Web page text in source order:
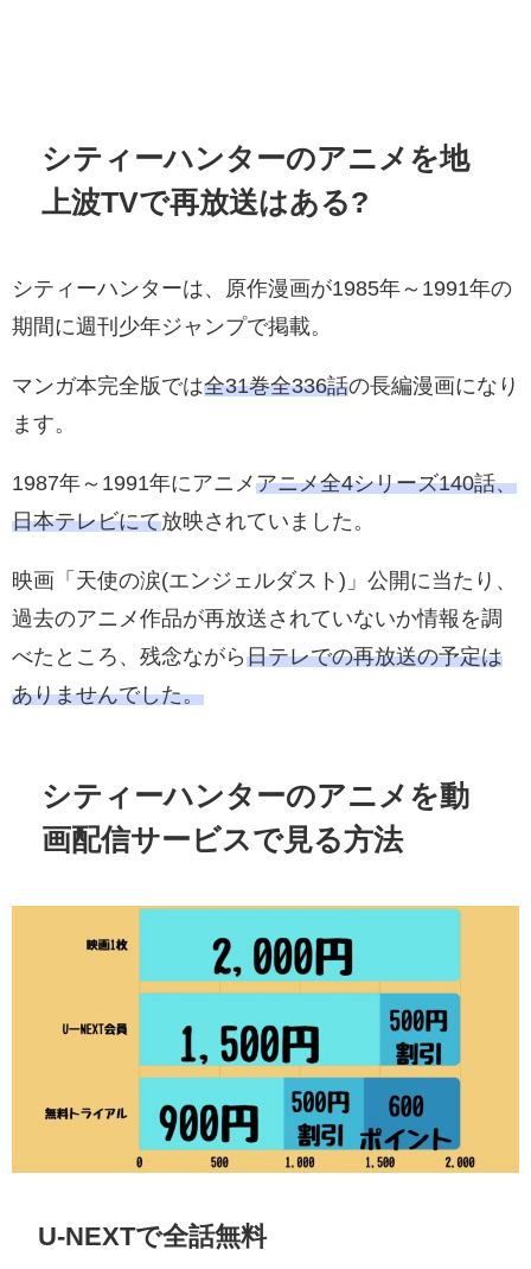
シティーハンターのアニメを地
上波TVで再放送はある?
シティーハンターは、原作漫画が1985年～1991年の
期間に週刊少年ジャンプで掲載。
マンガ本完全版では全31巻全336話の長編漫画になり
ます。
1987年～1991年にアニメアニメ全4シリーズ140話、
日本テレビにて放映されていました。
映画「天使の涙(エンジェルダスト)」公開に当たり、
過去のアニメ作品が再放送されていないか情報を調
べたところ、残念ながら日テレでの再放送の予定は
ありませんでした。
シティーハンターのアニメを動
画配信サービスで見る方法
U-NEXTで全話無料